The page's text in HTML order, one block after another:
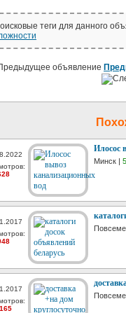
теги для данного
Илосос
Минск |